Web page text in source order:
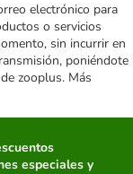
electrónico para
o servicios
sin incurrir en
poniéndote
zooplus. Más
especiales y